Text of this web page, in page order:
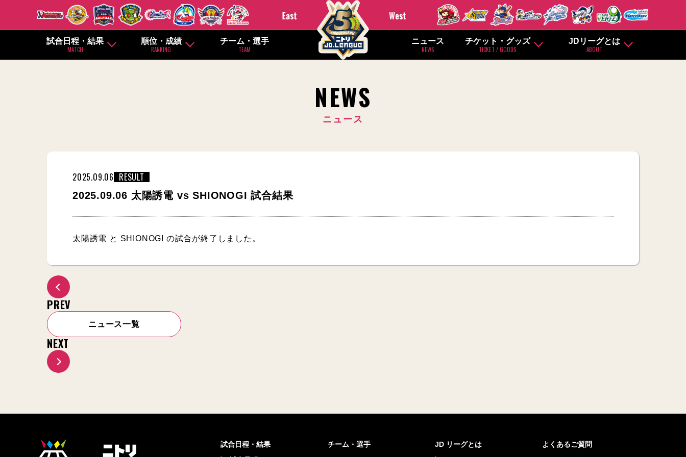
試合日程・結果
MATCH
順位・成績
RANKING
チーム・選手
TEAM
ニュース
NEWS
チケット・グッズ
TICKET / GOODS
JDリーグとは
ABOUT
NEWS
ニュース
2025.09.06 RESULT
2025.09.06 太陽誘電 vs SHIONOGI 試合結果
太陽誘電 と SHIONOGI の試合が終了しました。
PREV
ニュース一覧
NEXT
試合日程・結果
チーム・選手
JD リーグとは
よくあるご質問